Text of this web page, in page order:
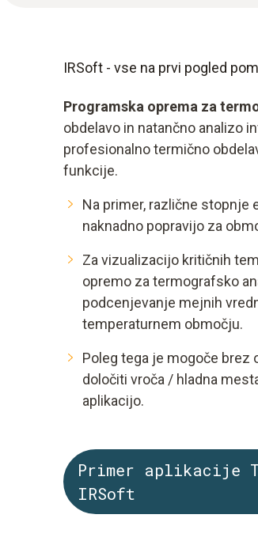
IRSoft - vse na prvi pogled
Programska oprema za
obdelavo in natančno analizo
profesionalno termično
funkcije.
Na primer, različne stopnje
naknadno popravijo za
Za vizualizacijo kritičnih
opremo za termografsko
podcenjevanje mejnih
temperaturnem območju.
Poleg tega je mogoče
določiti vroča / hladna
aplikacijo.
Primer aplikacije
IRSoft